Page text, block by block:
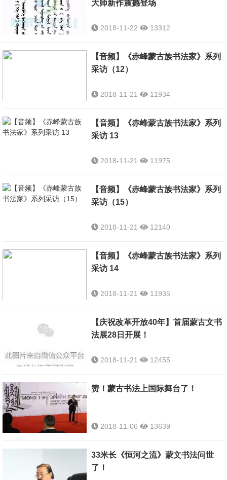
大师新作震撼登场
2018-11-22 13312
【音频】《赤峰蒙古族书法家》系列
采访（12）
2018-11-21 11934
【音频】《赤峰蒙古族书法家》系列
采访 13
2018-11-21 11975
【音频】《赤峰蒙古族书法家》系列
采访（15）
2018-11-21 12140
【音频】《赤峰蒙古族书法家》系列
采访 14
2018-11-21 11935
【庆祝改革开放40年】首届蒙古文书
法展28日开展！
2018-11-21 12455
赞！蒙古书法上国际舞台了！
2018-11-06 13639
33米长《恒河之流》蒙文书法问世
了！